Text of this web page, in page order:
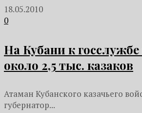
18.05.2010
0
На Кубани к
около 2,5 тыс. казаков
Атаман Кубанского казачьего
губернатор...